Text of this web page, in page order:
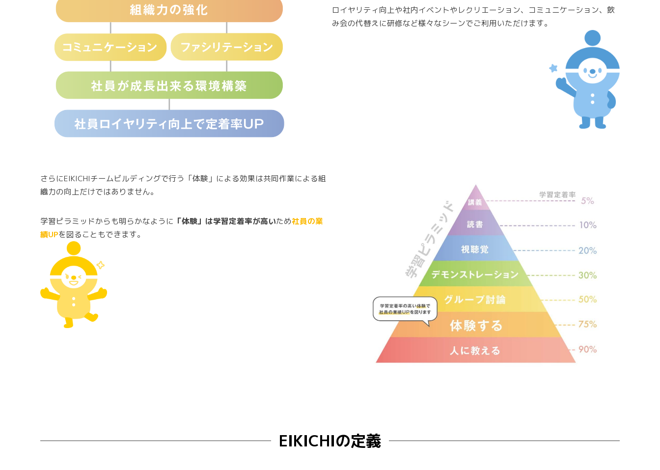
ロイヤリティ向上や社内イベントやレクリエーション、コミュニケーション、飲
み会の代替えに研修など様々なシーンでご利用いただけます。
さらにEIKICHIチームビルディングで行う「体験」による効果は共同作業による組
織力の向上だけではありません。
学習ピラミッドからも明らかなように 「体験」は学習定着率が高いため社員の業
績UPを図ることもできます。
EIKICHIの定義